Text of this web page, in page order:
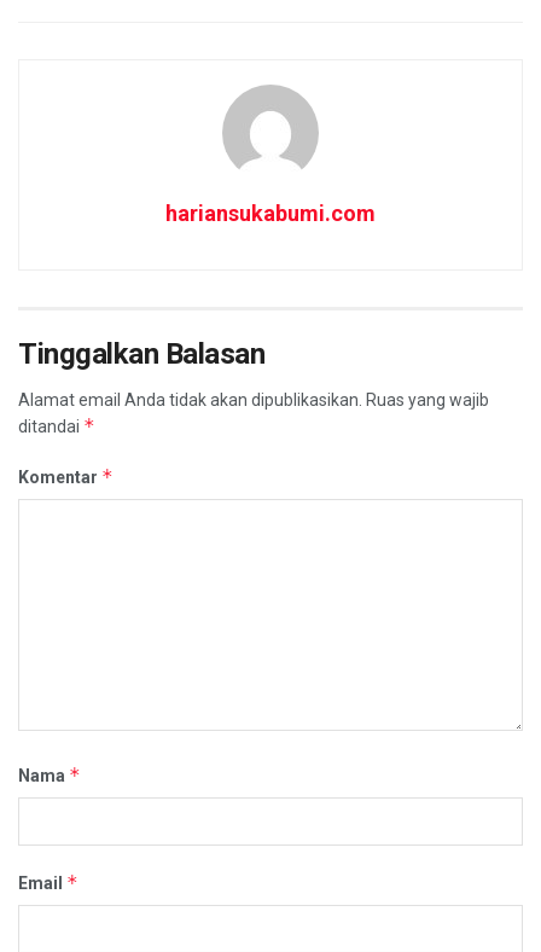
hariansukabumi.com
Tinggalkan Balasan
Alamat email Anda tidak akan dipublikasikan. Ruas yang wajib
ditandai *
Komentar *
Nama *
Email *